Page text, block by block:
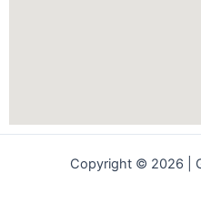
Copyright © 2026 |